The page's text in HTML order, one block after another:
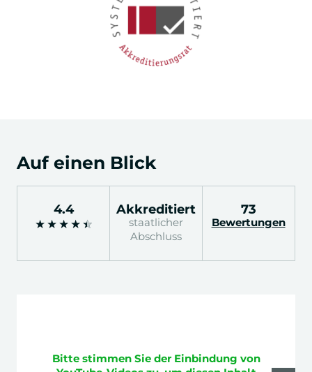
Auf einen Blick
4.4
★ ★ ★ ★ ★
Akkreditiert
staatlicher
Abschluss
73
Bewertungen
Bitte stimmen Sie der Einbindung von